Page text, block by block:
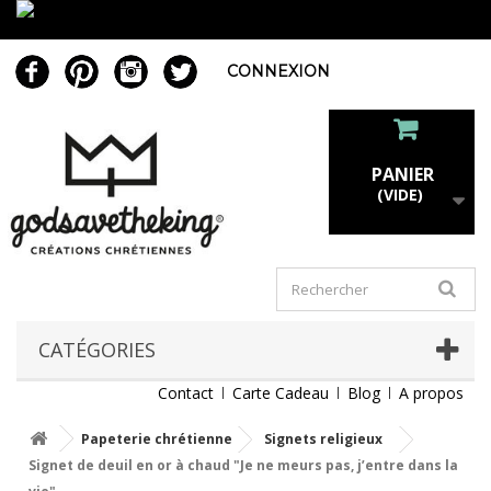
CONNEXION
PANIER
(VIDE)
CATÉGORIES
Contact Carte Cadeau Blog A propos
Papeterie chrétienne
Signets religieux
Signet de deuil en or à chaud "Je ne meurs pas, j’entre dans la